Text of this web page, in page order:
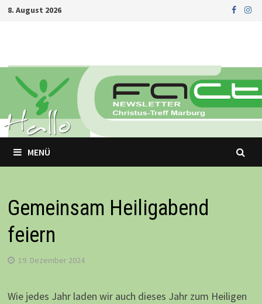
Zurück
8. August 2026
MENÜ
Gemeinsam Heiligabend
feiern
19. Dezember 2024
Wie jedes Jahr laden wir auch dieses Jahr zum Heiligen